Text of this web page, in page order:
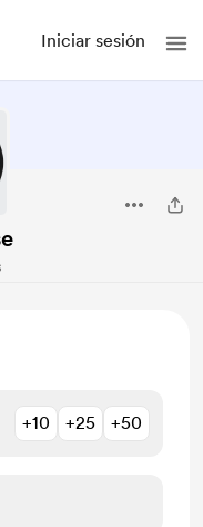
Iniciar sesión
+10 +25 +50